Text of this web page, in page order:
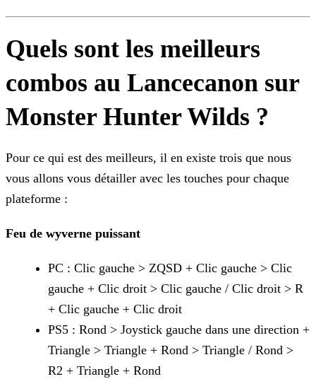
Quels sont les meilleurs
combos au Lancecanon sur
Monster Hunter Wilds ?
Pour ce qui est des meilleurs, il en existe trois que nous
vous allons vous détailler avec les touches pour chaque
plateforme :
Feu de wyverne puissant
PC : Clic gauche > ZQSD + Clic gauche > Clic
gauche + Clic droit > Clic gauche / Clic droit > R
+ Clic gauche + Clic droit
PS5 : Rond > Joystick gauche dans une direction +
Triangle > Triangle + Rond > Triangle / Rond >
R2 + Triangle + Rond